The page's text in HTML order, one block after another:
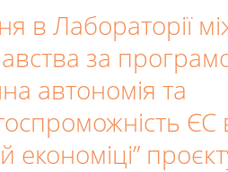
в Лабораторії
за
автономія та
ЄС
економіці”